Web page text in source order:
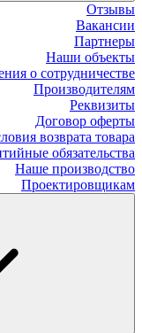
Отзывы
Вакансии
Партнеры
Наши объекты
о сотрудничестве
Производителям
Реквизиты
Договор оферты
возврата товара
обязательства
Наше производство
Проектировщикам